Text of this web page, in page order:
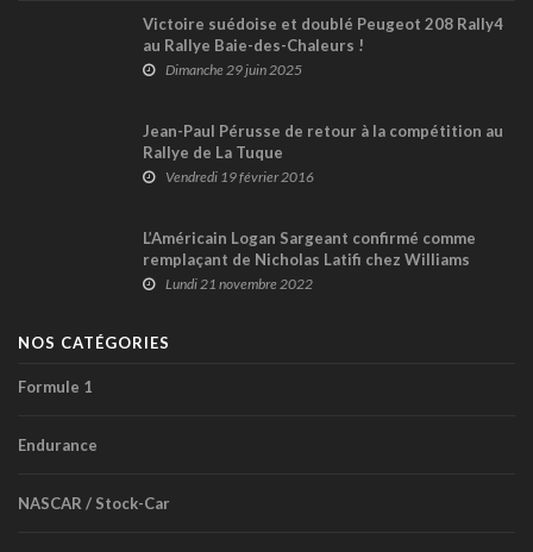
Victoire suédoise et doublé Peugeot 208 Rally4
au Rallye Baie-des-Chaleurs !
Dimanche 29 juin 2025
Jean-Paul Pérusse de retour à la compétition au
Rallye de La Tuque
Vendredi 19 février 2016
L’Américain Logan Sargeant confirmé comme
remplaçant de Nicholas Latifi chez Williams
Lundi 21 novembre 2022
NOS CATÉGORIES
Formule 1
Endurance
NASCAR / Stock-Car